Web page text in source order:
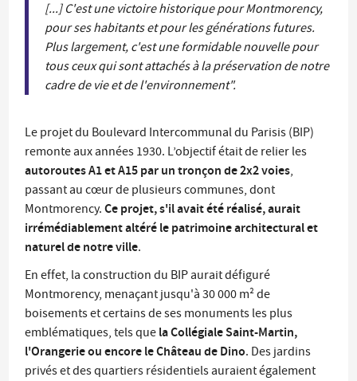
[...] C'est une victoire historique pour Montmorency,
pour ses habitants et pour les générations futures.
Plus largement, c'est une formidable nouvelle pour
tous ceux qui sont attachés à la préservation de notre
cadre de vie et de l'environnement".
Le projet du Boulevard Intercommunal du Parisis (BIP)
remonte aux années 1930. L’objectif était de relier les
autoroutes A1 et A15 par un tronçon de 2x2 voies,
passant au cœur de plusieurs communes, dont
Montmorency.Ce projet, s'il avait été réalisé, aurait
irrémédiablement altéré le patrimoine architectural et
naturel de notre ville.
En effet, la construction du BIP aurait défiguré
Montmorency, menaçant jusqu'à 30 000 m² de
boisements et certains de ses monuments les plus
emblématiques, tels que la Collégiale Saint-Martin,
l'Orangerie ou encore le Château de Dino. Des jardins
privés et des quartiers résidentiels auraient également